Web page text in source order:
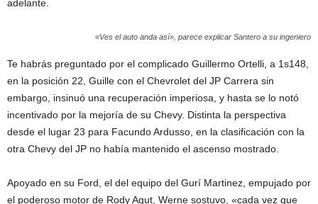
adelante.
«Ves el auto anda así», parece explicar Santero a su ingeniero
Te habrás preguntado por el complicado Guillermo Ortelli, a 1s148,
en la posición 22, Guille con el Chevrolet del JP Carrera sin
embargo, insinuó una recuperación imperiosa, y hasta se lo notó
incentivado por la mejoría de su Chevy. Distinta la perspectiva
desde el lugar 23 para Facundo Ardusso, en la clasificación con la
otra Chevy del JP no había mantenido el ascenso mostrado.
Apoyado en su Ford, el del equipo del Gurí Martinez, empujado por
el poderoso motor de Rody Agut, Werne sostuvo, «cada vez que